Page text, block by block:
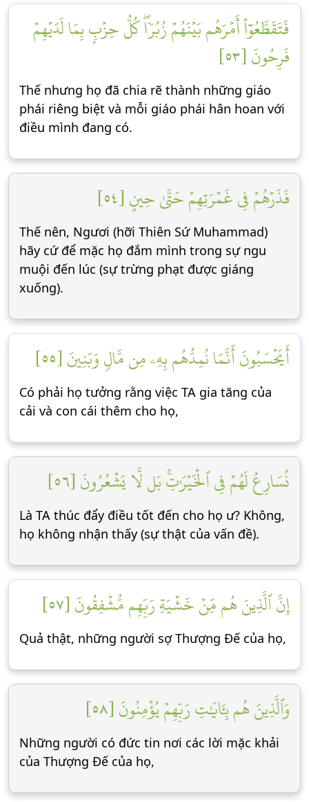
فَتَقَطَّعُوٓاْ أَمۡرَهُم بَيۡنَهُمۡ زُبُرٗاۖ كُلُّ حِزۡبِۭ بِمَا لَدَيۡهِمۡ
فَرِحُونَ [٥٣]
Thế nhưng họ đã chia rẽ thành những giáo
phái riêng biệt và mỗi giáo phái hân hoan với
điều mình đang có.
فَذَرۡهُمۡ فِي غَمۡرَتِهِمۡ حَتَّىٰ حِينٍ [٥٤]
Thế nên, Ngươi (hỡi Thiên Sứ Muhammad)
hãy cứ để mặc họ đắm mình trong sự ngu
muội đến lúc (sự trừng phạt được giáng
xuống).
أَيَحۡسَبُونَ أَنَّمَا نُمِدُّهُم بِهِۦ مِن مَّالٖ وَبَنِينَ [٥٥]
Có phải họ tưởng rằng việc TA gia tăng của
cải và con cái thêm cho họ,
نُسَارِعُ لَهُمۡ فِي ٱلۡخَيۡرَٰتِۚ بَل لَّا يَشۡعُرُونَ [٥٦]
Là TA thúc đẩy điều tốt đến cho họ ư? Không,
họ không nhận thấy (sự thật của vấn đề).
إِنَّ ٱلَّذِينَ هُم مِّنۡ خَشۡيَةِ رَبِّهِم مُّشۡفِقُونَ [٥٧]
Quả thật, những người sợ Thượng Đế của họ,
وَٱلَّذِينَ هُم بِـَٔايَٰتِ رَبِّهِمۡ يُؤۡمِنُونَ [٥٨]
Những người có đức tin nơi các lời mặc khải
của Thượng Đế của họ,